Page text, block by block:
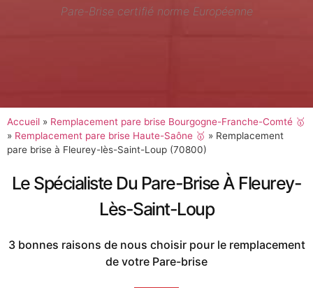
Pare-Brise certifié norme Européenne
Accueil » Remplacement pare brise Bourgogne-Franche-Comté 🥇
» Remplacement pare brise Haute-Saône 🥇 » Remplacement
pare brise à Fleurey-lès-Saint-Loup (70800)
Le Spécialiste Du Pare-Brise À Fleurey-
Lès-Saint-Loup
3 bonnes raisons de nous choisir pour le remplacement
de votre Pare-brise